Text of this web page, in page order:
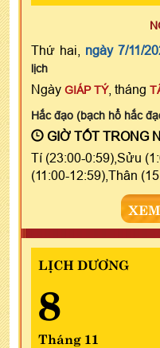
Thứ hai, ngày 7/11/
lịch
Ngày GIÁP TÝ, tháng
Hắc đạo (bạch hổ hắc
GIỜ TỐT TRONG
Tí (23:00-0:59),Sửu
(11:00-12:59),Thân
LỊCH DƯƠNG
8
Tháng 11